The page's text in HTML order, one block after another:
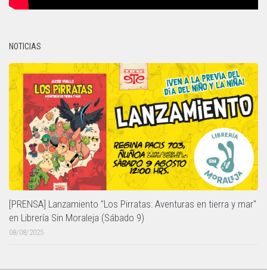
NOTICIAS
[PRENSA] Lanzamiento "Los Pirratas: Aventuras en tierra y mar"
en Librería Sin Moraleja (Sábado 9)
08/08/2025